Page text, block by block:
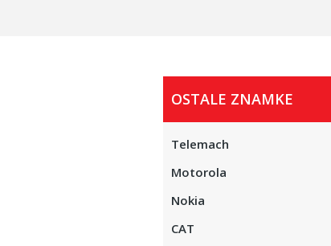
OSTALE ZNAMKE
Telemach
Motorola
Nokia
CAT